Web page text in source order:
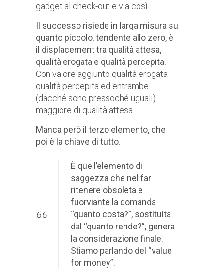
gadget al check-out e via così…
Il successo risiede in larga misura su
quanto piccolo, tendente allo zero, è
il displacement tra qualità attesa,
qualità erogata e qualità percepita.
Con valore aggiunto qualità erogata =
qualità percepita ed entrambe
(dacché sono pressoché uguali)
maggiore di qualità attesa.
Manca però il terzo elemento, che
poi è la chiave di tutto.
È quell’elemento di
saggezza che nel far
ritenere obsoleta e
fuorviante la domanda
“quanto costa?”, sostituita
dal “quanto rende?”, genera
la considerazione finale.
Stiamo parlando del “value
for money”.